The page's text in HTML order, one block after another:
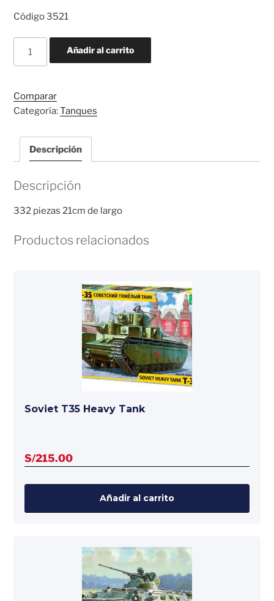
Código 3521
cantidad
Añadir al carrito
Comparar
Categoría:Tanques
Descripción
Descripción
332 piezas 21cm de largo
Productos relacionados
Soviet T35 Heavy Tank
S/215.00
Añadir al carrito